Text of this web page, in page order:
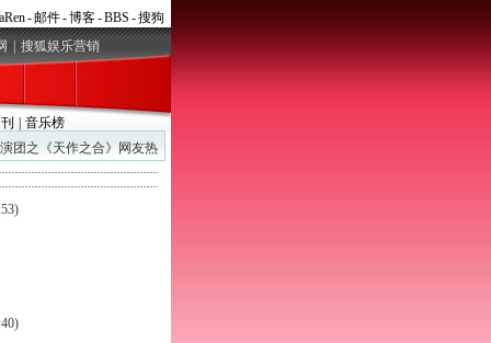
-邮件-博客-BBS -搜狗
搜狐娱乐营销
音乐榜
团之《天作之合》网友热